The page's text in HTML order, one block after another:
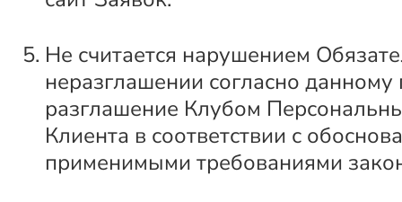
Не считается нарушением
неразглашении согласно данному
разглашение Клубом
Клиента в соответствии с
применимыми требованиями